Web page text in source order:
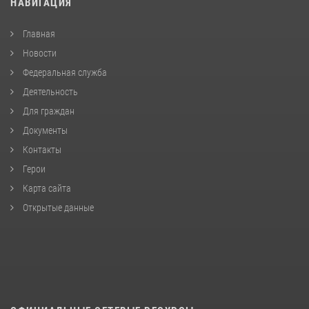
НАВИГАЦИЯ
Главная
Новости
Федеральная служба
Деятельность
Для граждан
Документы
Контакты
Герои
Карта сайта
Открытые данные